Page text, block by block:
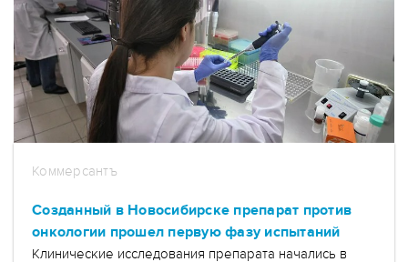
Коммерсантъ
Созданный в Новосибирске препарат против
онкологии прошел первую фазу испытаний
Клинические исследования препарата начались в